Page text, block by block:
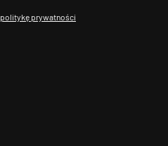
politykę prywatności